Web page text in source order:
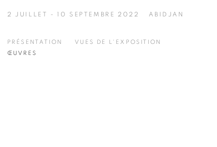
2 JUILLET - 10 SEPTEMBRE 2022 ABIDJAN
PRÉSENTATION
VUES DE L'EXPOSITION
ŒUVRES